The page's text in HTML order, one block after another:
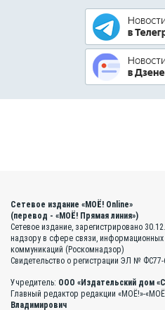
Сетевое издание «МОЁ! Online»
(перевод - «МОЁ! Прямая линия»)
Сетевое издание, зарегистрировано
надзору в сфере связи, информационных
коммуникаций (Роскомнадзор)
Свидетельство о регистрации ЭЛ № ФС77-
Учредитель: ООО «Издательский дом
Главный редактор редакции «МОЁ!»-
Владимирович